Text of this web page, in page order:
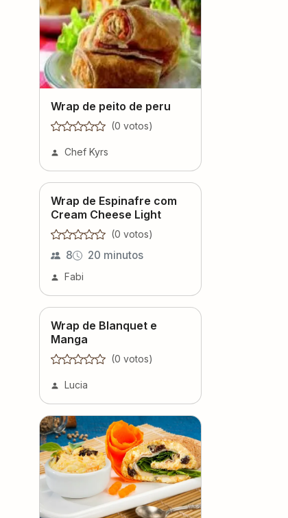
Wrap de peito de peru
(0 votos)
Chef Kyrs
Wrap de Espinafre com
Cream Cheese Light
(0 votos)
8 20 minutos
Fabi
Wrap de Blanquet e
Manga
(0 votos)
Lucia